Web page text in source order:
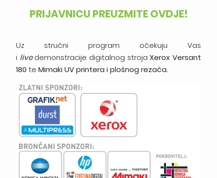
PRIJAVNICU PREUZMITE OVDJE!
Uz stručni program očekuju Vas
i livedemonstracije digitalnog strojaXerox Versant
180 te Mimaki UV printera i plošnog rezača.